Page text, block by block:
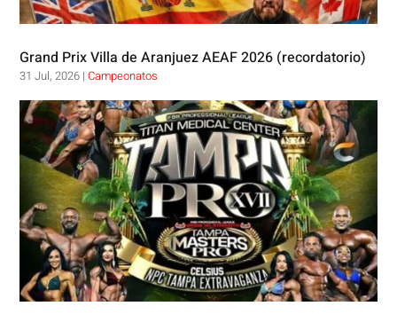
Grand Prix Villa de Aranjuez AEAF 2026 (recordatorio)
31 Jul, 2026 |Campeonatos